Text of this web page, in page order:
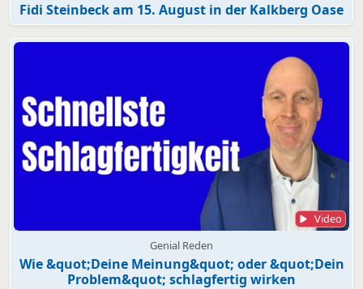
Fidi Steinbeck am 15. August in der Kalkberg Oase
Video
Genial Reden
Wie &quot;Deine Meinung&quot; oder &quot;Dein
Problem&quot; schlagfertig wirken